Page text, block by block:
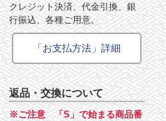
クレジット決済、代金引換、銀
行振込、各種ご用意。
「お支払方法」詳細
返品・交換について
※ご注意 「S」で始まる商品番